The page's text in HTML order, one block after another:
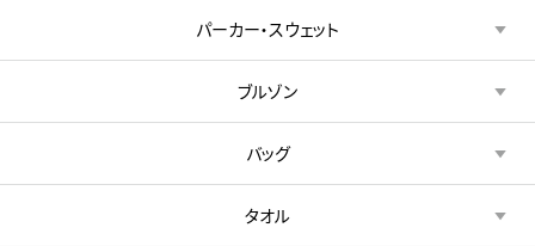
パーカー・スウェット
ブルゾン
バッグ
タオル